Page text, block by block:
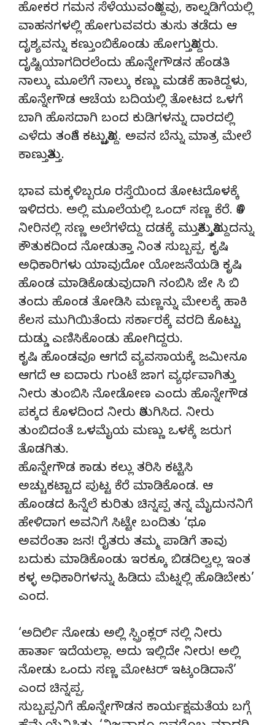
ಹೋಕರ ಗಮನ ಸೆಳೆಯುವಂತಿದ್ದವು, ಕಾಲ್ನಡಿಗೆಯಲ್ಲಿ
ವಾಹನಗಳಲ್ಲಿ ಹೋಗುವವರು ತುಸು ತಡೆದು ಆ
ದೃಶ್ಯವನ್ನು ಕಣ್ತುಂಬಿಕೊಂಡು ಹೋಗುತ್ತಿದ್ದರು.
ದೃಷ್ಟಿಯಾಗದಿರಲೆಂದು ಹೊನ್ನೇಗೌಡನ ಹೆಂಡತಿ
ನಾಲ್ಕು ಮೂಲೆಗೆ ನಾಲ್ಕು ಕಣ್ಣು ಮಡಕೆ ಹಾಕಿದ್ದಳು,
ಹೊನ್ನೇಗೌಡ ಆಚೆಯ ಬದಿಯಲ್ಲಿ ತೋಟದ ಒಳಗೆ
ಬಾಗಿ ಹೊಸದಾಗಿ ಬಂದ ಕುಡಿಗಳನ್ನು ದಾರದಲ್ಲಿ
ಎಳೆದು ತಂತಿಗೆ ಕಟ್ಟುತ್ತಿದ್ದ. ಅವನ ಬೆನ್ನು ಮಾತ್ರ ಮೇಲೆ
ಕಾಣುತ್ತಿತ್ತು.
ಭಾವ ಮಕ್ಕಳಿಬ್ಬರೂ ರಸ್ತೆಯಿಂದ ತೋಟದೊಳಕ್ಕೆ
ಇಳಿದರು. ಅಲ್ಲಿ ಮೂಲೆಯಲ್ಲಿ ಒಂದ್ ಸಣ್ಣ ಕೆರೆ. ತಿಳಿ
ನೀರಿನಲ್ಲಿ ಸಣ್ಣ ಅಲೆಗಳೆದ್ದು ದಡಕ್ಕೆ ಮುತ್ತಿಕ್ಕುತ್ತಿದ್ದುದನ್ನು
ಕೌತುಕದಿಂದ ನೋಡುತ್ತಾ ನಿಂತ ಸುಬ್ಬಪ್ಪ. ಕೃಷಿ
ಅಧಿಕಾರಿಗಳು ಯಾವುದೋ ಯೋಜನೆಯಡಿ ಕೃಷಿ
ಹೊಂಡ ಮಾಡಿಕೊಡುವುದಾಗಿ ನಂಬಿಸಿ ಜೇ ಸಿ ಬಿ
ತಂದು ಹೊಂಡ ತೋಡಿಸಿ ಮಣ್ಣನ್ನು ಮೇಲಕ್ಕೆ ಹಾಕಿ
ಕೆಲಸ ಮುಗಿಯಿತೆಂದು ಸರ್ಕಾರಕ್ಕೆ ವರದಿ ಕೊಟ್ಟು
ದುಡ್ಡು ಎಣಿಸಿಕೊಂಡು ಹೋಗಿದ್ದರು.
ಕೃಷಿ ಹೊಂಡವೂ ಆಗದೆ ವ್ಯವಸಾಯಕ್ಕೆ ಜಮೀನೂ
ಆಗದೆ ಆ ಐದಾರು ಗುಂಟೆ ಜಾಗ ವ್ಯರ್ಥವಾಗಿತ್ತು
ನೀರು ತುಂಬಿಸಿ ನೋಡೋಣ ಎಂದು ಹೊನ್ನೇಗೌಡ
ಪಕ್ಕದ ಕೊಳದಿಂದ ನೀರು ತಿರುಗಿಸಿದ. ನೀರು
ತುಂಬಿದಂತೆ ಒಳಮೈಯ ಮಣ್ಣು ಒಳಕ್ಕೆ ಜರುಗ
ತೊಡಗಿತು.
ಹೊನ್ನೇಗೌಡ ಕಾಡು ಕಲ್ಲು ತರಿಸಿ ಕಟ್ಟಿಸಿ
ಅಚ್ಚುಕಟ್ಟಾದ ಪುಟ್ಟ ಕೆರೆ ಮಾಡಿಕೊಂಡ. ಆ
ಹೊಂಡದ ಹಿನ್ನೆಲೆ ಕುರಿತು ಚಿನ್ನಪ್ಪ ತನ್ನ ಮೈದುನನಿಗೆ
ಹೇಳಿದಾಗ ಅವನಿಗೆ ಸಿಟ್ಟೇ ಬಂದಿತು ‘ಥೂ
ಅವರೆಂತಾ ಜನ! ರೈತರು ತಮ್ಮ ಪಾಡಿಗೆ ತಾವು
ಬದುಕು ಮಾಡಿಕೊಂಡು ಇರಕ್ಕೂ ಬಿಡದಿಲ್ವಲ್ಲ ಇಂತ
ಕಳ್ಳ ಅಧಿಕಾರಿಗಳನ್ನು ಹಿಡಿದು ಮೆಟ್ನಲ್ಲಿ ಹೊಡಿಬೇಕು’
ಎಂದ.
‘ಅದಿರ್ಲಿ ನೋಡು ಅಲ್ಲಿ ಸ್ಪ್ರಿಂಕ್ಲರ್ ನಲ್ಲಿ ನೀರು
ಹಾರ್ತಾ ಇದೆಯಲ್ಲಾ. ಅದು ಇಲ್ಲಿದೇ ನೀರು! ಅಲ್ಲಿ
ನೋಡು ಒಂದು ಸಣ್ಣ ಮೋಟರ್ ಇಟ್ಕಂಡಿದಾನೆ’
ಎಂದ ಚಿನ್ನಪ್ಪ.
ಸುಬ್ಬಪ್ಪನಿಗೆ ಹೊನ್ನೇಗೌಡನ ಕಾರ್ಯಕ್ಷಮತೆಯ ಬಗ್ಗೆ